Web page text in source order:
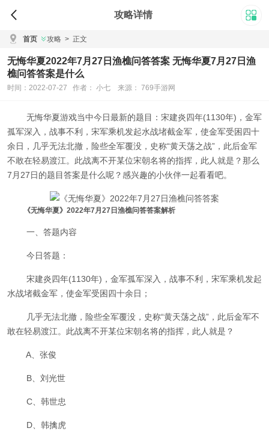
攻略详情
首页 攻略 > 正文
无悔华夏2022年7月27日渔樵问答答案 无悔华夏7月27日渔
樵问答答案是什么
时间：2022-07-27 作者： 小七 来源： 769手游网
无悔华夏游戏当中今日最新的题目：宋建炎四年(1130年)，金军
孤军深入，战事不利，宋军乘机发起水战堵截金军，使金军受困四十
余日，几乎无法北撤，险些全军覆没，史称“黄天荡之战”，此后金军
不敢在轻易渡江。此战离不开某位宋朝名将的指挥，此人就是？那么
7月27日的题目答案是什么呢？感兴趣的小伙伴一起看看吧。
《无悔华夏》2022年7月27日渔樵问答答案解析
一、答题内容
今日答题：
宋建炎四年(1130年)，金军孤军深入，战事不利，宋军乘机发起
水战堵截金军，使金军受困四十余日；
几乎无法北撤，险些全军覆没，史称“黄天荡之战”，此后金军不
敢在轻易渡江。此战离不开某位宋朝名将的指挥，此人就是？
A、张俊
B、刘光世
C、韩世忠
D、韩擒虎